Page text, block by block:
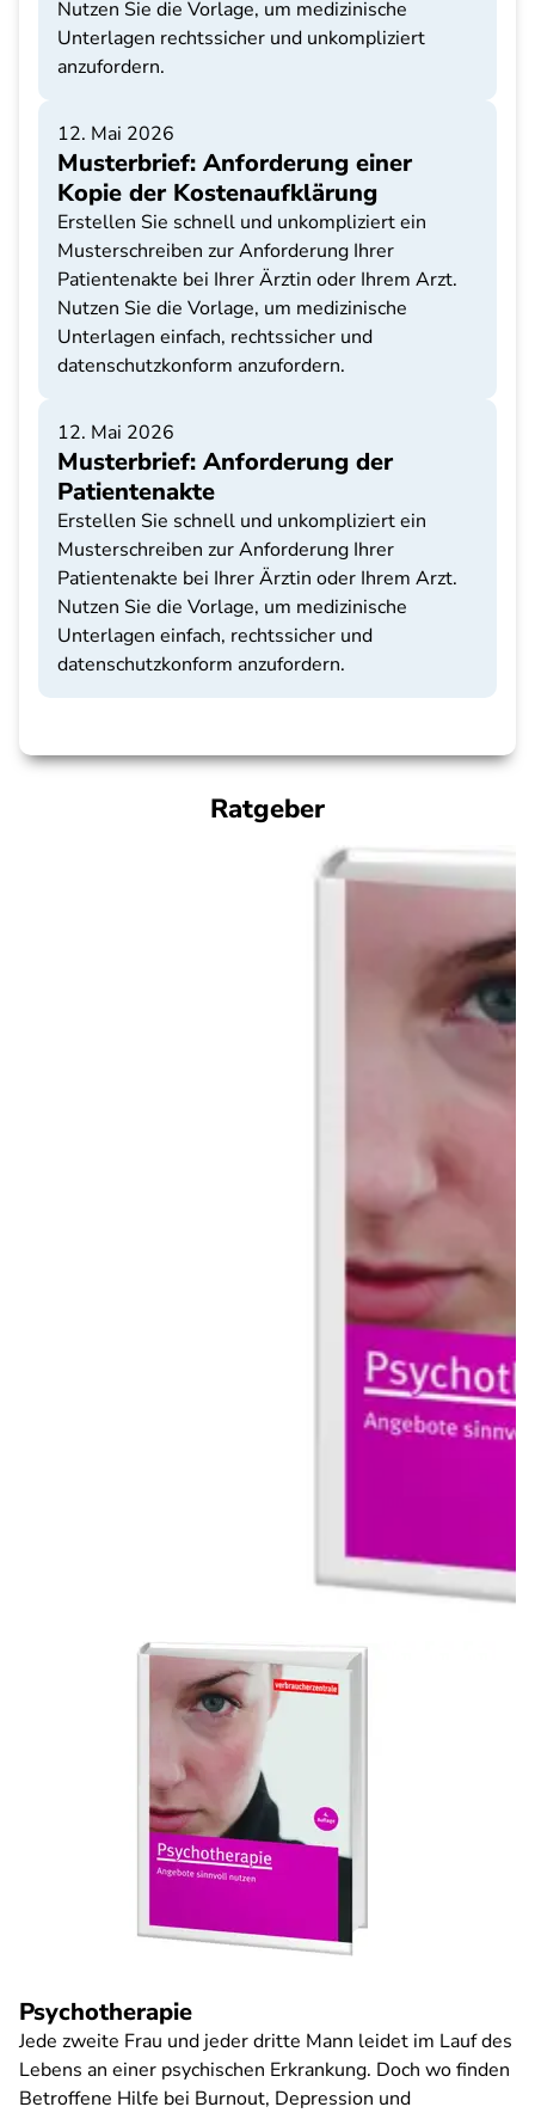
Nutzen Sie die Vorlage, um medizinische
Unterlagen rechtssicher und unkompliziert
anzufordern.
12. Mai 2026
Musterbrief: Anforderung einer
Kopie der Kostenaufklärung
Erstellen Sie schnell und unkompliziert ein
Musterschreiben zur Anforderung Ihrer
Patientenakte bei Ihrer Ärztin oder Ihrem Arzt.
Nutzen Sie die Vorlage, um medizinische
Unterlagen einfach, rechtssicher und
datenschutzkonform anzufordern.
12. Mai 2026
Musterbrief: Anforderung der
Patientenakte
Erstellen Sie schnell und unkompliziert ein
Musterschreiben zur Anforderung Ihrer
Patientenakte bei Ihrer Ärztin oder Ihrem Arzt.
Nutzen Sie die Vorlage, um medizinische
Unterlagen einfach, rechtssicher und
datenschutzkonform anzufordern.
Ratgeber
Psychotherapie
Jede zweite Frau und jeder dritte Mann leidet im Lauf des
Lebens an einer psychischen Erkrankung. Doch wo finden
Betroffene Hilfe bei Burnout, Depression und